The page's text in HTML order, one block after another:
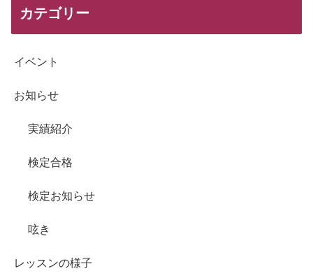
カテゴリー
イベント
お知らせ
実績紹介
検定合格
検定お知らせ
呟き
レッスンの様子